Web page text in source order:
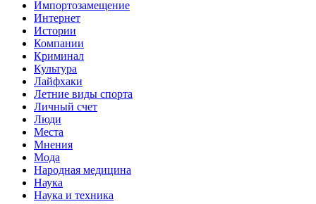
Импортозамещение
Интернет
Истории
Компании
Криминал
Культура
Лайфхаки
Летние виды спорта
Личный счет
Люди
Места
Мнения
Мода
Народная медицина
Наука
Наука и техника